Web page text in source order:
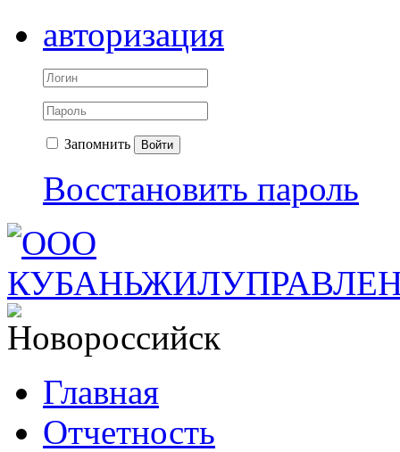
авторизация
Запомнить Войти
Восстановить пароль
Главная
Отчетность